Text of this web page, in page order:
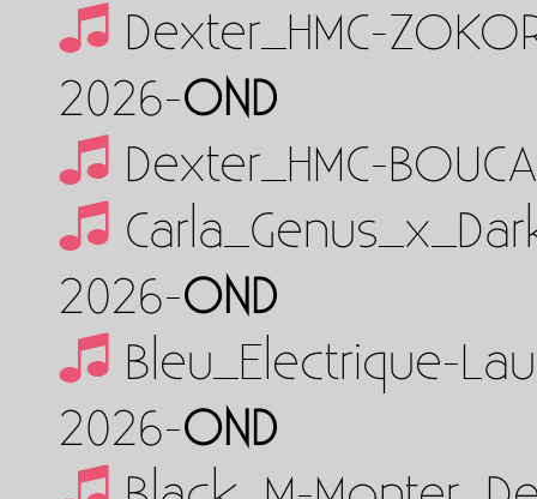
Dexter_HMC-
2026-OND
Dexter_HMC-
2026-OND
Bleu_Electrique-
2026-OND